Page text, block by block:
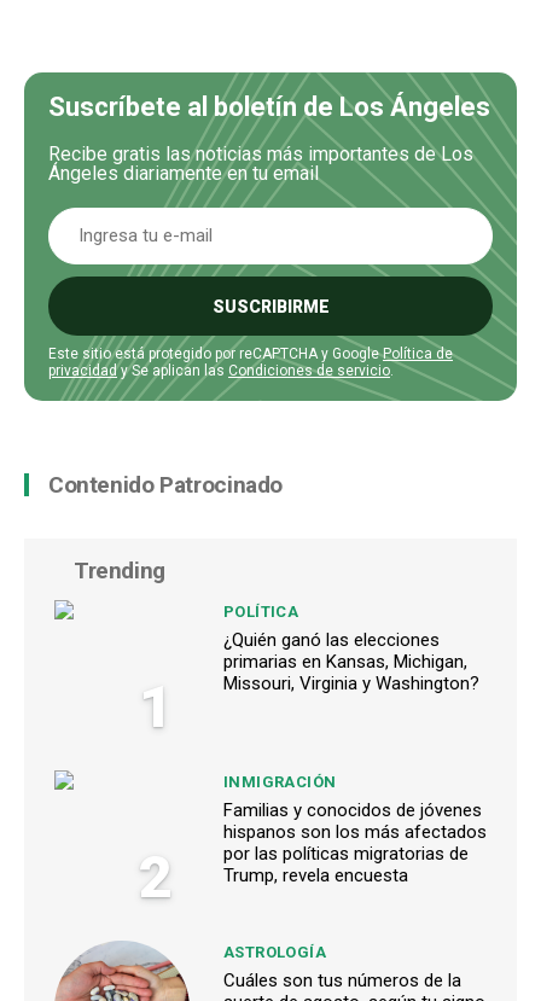
Suscríbete al boletín de Los Ángeles
Recibe gratis las noticias más importantes de Los
Ángeles diariamente en tu email
SUSCRIBIRME
Este sitio está protegido por reCAPTCHA y GooglePolítica de
privacidady Se aplican las Condiciones de servicio.
Contenido Patrocinado
Trending
1
POLÍTICA
¿Quién ganó las elecciones
primarias en Kansas, Michigan,
Missouri, Virginia y Washington?
2
INMIGRACIÓN
Familias y conocidos de jóvenes
hispanos son los más afectados
por las políticas migratorias de
Trump, revela encuesta
ASTROLOGÍA
Cuáles son tus números de la